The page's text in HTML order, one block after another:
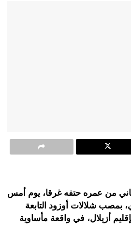
من عمره حتفه غرقا، يوم أمس
الجاري، بمصب شلالات أوزود التابعة
أزيلال، في واقعة مأساوية